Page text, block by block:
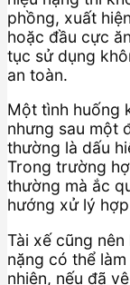
phồng, xuất
hoặc đầu cực
tục sử dụng
an toàn.
Một tình huống
nhưng sau một
thường là dấu
Trong trường
thường mà ắc
hướng xử lý
Tài xế cũng
nặng có thể
nhiên, nếu đã